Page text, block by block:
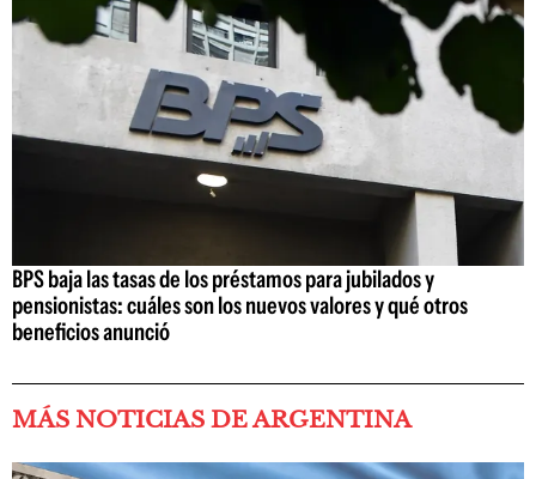
BPS baja las tasas de los préstamos para jubilados y
pensionistas: cuáles son los nuevos valores y qué otros
beneficios anunció
MÁS NOTICIAS DE ARGENTINA